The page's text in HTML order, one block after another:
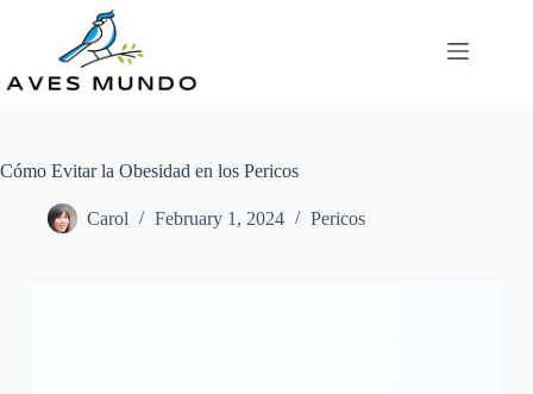
Cómo Evitar la Obesidad en los Pericos
Carol February 1, 2024 Pericos